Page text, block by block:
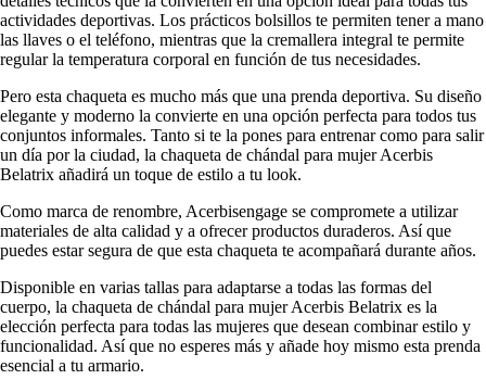
actividades deportivas. Los prácticos bolsillos te permiten tener a mano
las llaves o el teléfono, mientras que la cremallera integral te permite
regular la temperatura corporal en función de tus necesidades.
Pero esta chaqueta es mucho más que una prenda deportiva. Su diseño
elegante y moderno la convierte en una opción perfecta para todos tus
conjuntos informales. Tanto si te la pones para entrenar como para salir
un día por la ciudad, la chaqueta de chándal para mujer Acerbis
Belatrix añadirá un toque de estilo a tu look.
Como marca de renombre, Acerbisengage se compromete a utilizar
materiales de alta calidad y a ofrecer productos duraderos. Así que
puedes estar segura de que esta chaqueta te acompañará durante años.
Disponible en varias tallas para adaptarse a todas las formas del
cuerpo, la chaqueta de chándal para mujer Acerbis Belatrix es la
elección perfecta para todas las mujeres que desean combinar estilo y
funcionalidad. Así que no esperes más y añade hoy mismo esta prenda
esencial a tu armario.